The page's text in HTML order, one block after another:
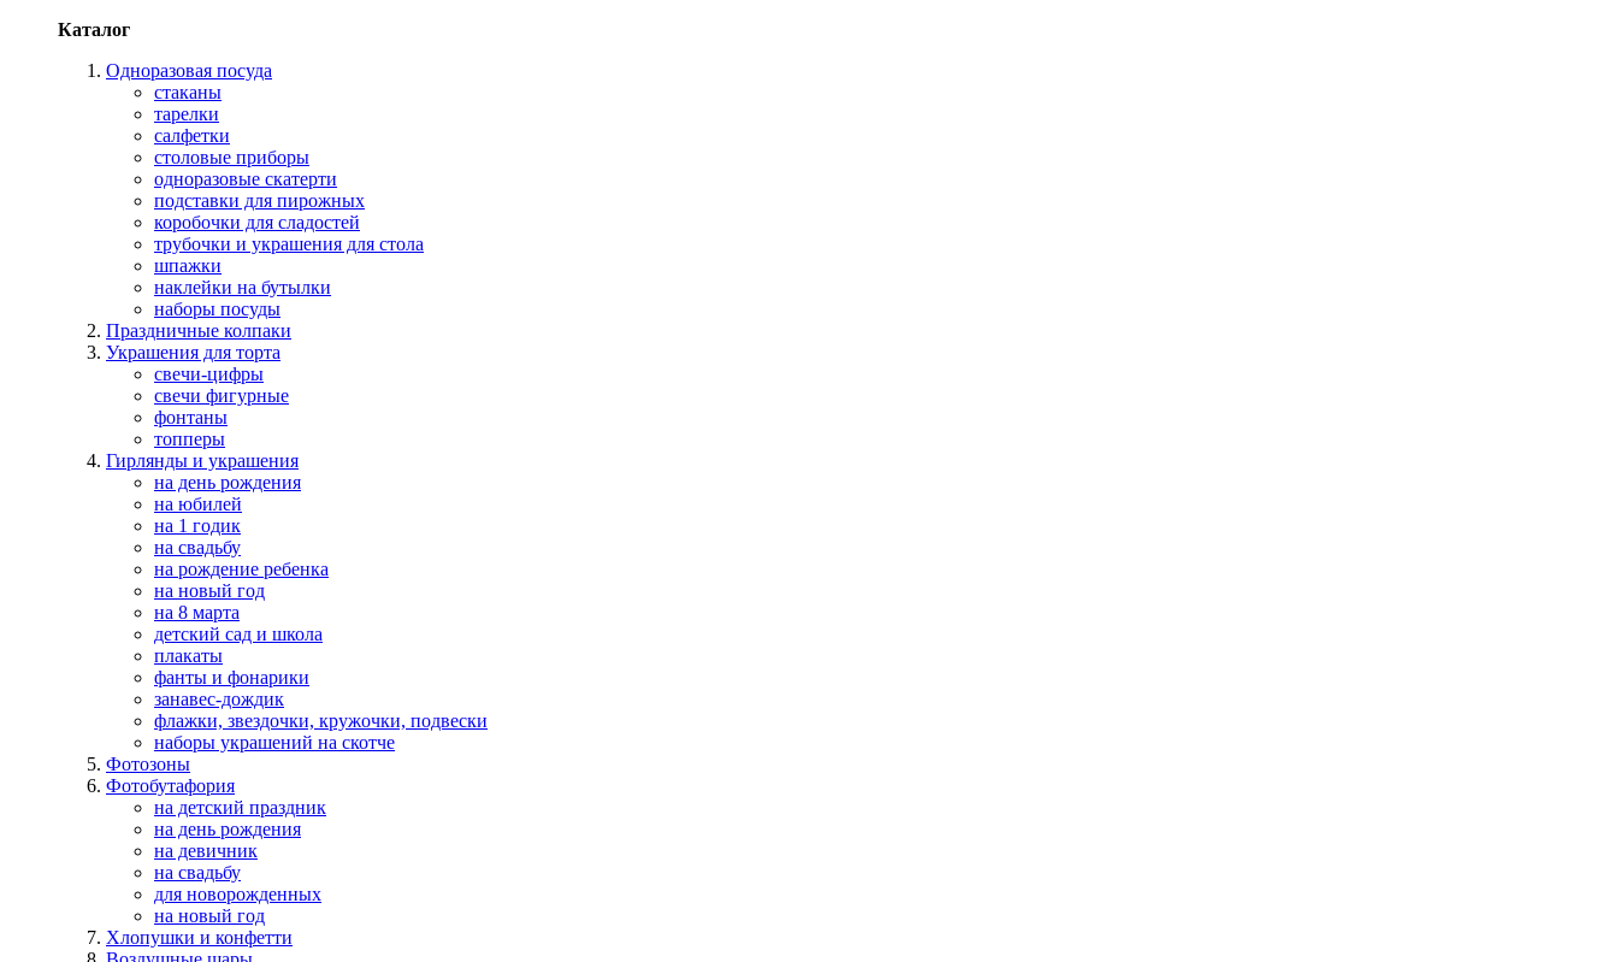
Каталог
Одноразовая посуда
стаканы
тарелки
салфетки
столовые приборы
одноразовые скатерти
подставки для пирожных
коробочки для сладостей
трубочки и украшения для стола
шпажки
наклейки на бутылки
наборы посуды
Праздничные колпаки
Украшения для торта
свечи-цифры
свечи фигурные
фонтаны
топперы
Гирлянды и украшения
на день рождения
на юбилей
на 1 годик
на свадьбу
на рождение ребенка
на новый год
на 8 марта
детский сад и школа
плакаты
фанты и фонарики
занавес-дождик
флажки, звездочки, кружочки, подвески
наборы украшений на скотче
Фотозоны
Фотобутафория
на детский праздник
на день рождения
на девичник
на свадьбу
для новорожденных
на новый год
Хлопушки и конфетти